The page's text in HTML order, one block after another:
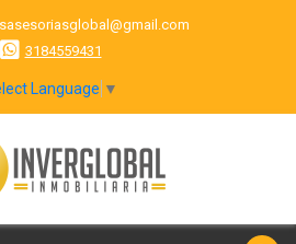
3184559431
Language ▼